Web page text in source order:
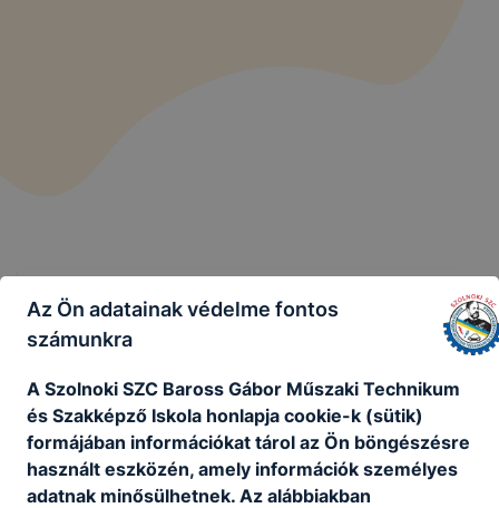
Szolnoki SZC Baross Gábor Műszaki
Technikum és Szakképző Iskola
Az Ön adatainak védelme fontos
számunkra
A Szolnoki SZC Baross Gábor Műszaki Technikum
és Szakképző Iskola honlapja cookie-k (sütik)
formájában információkat tárol az Ön böngészésre
használt eszközén, amely információk személyes
adatnak minősülhetnek. Az alábbiakban